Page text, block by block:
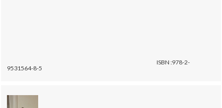
ISBN :978-2-
9531564-8-5